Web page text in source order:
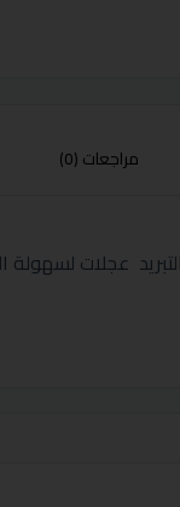
مراجعات (0)
عجلات